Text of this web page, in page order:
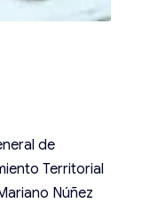
de
Territorial
Núñez